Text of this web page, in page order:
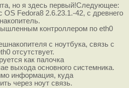
но я здесь первый!Следующее:
Fedora8 2.6.23.1.-42, с древнего
контроллером по eth0
с ноутбука, связь с
отсутствует.
как палочка
выхода основного системника.
информация, куда
через ноут связь.